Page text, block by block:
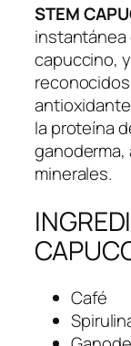
STEM
instantánea
capuccino,
la proteína
minerales.
Café